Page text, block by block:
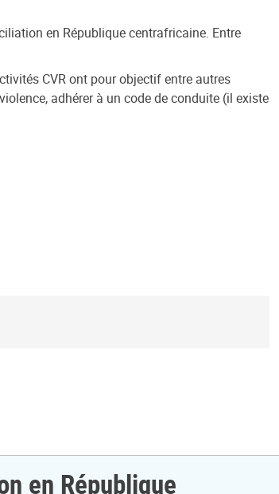
en République centrafricaine. Entre
CVR ont pour objectif entre autres
adhérer à un code de conduite (il existe
en République